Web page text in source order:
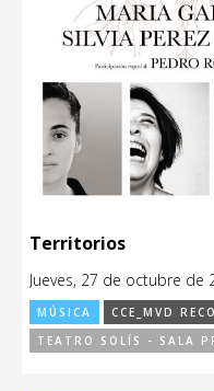
Territorios
Jueves, 27 de octubre de
MÚSICA
CCE_MVD
TEATRO SOLÍS - SALA